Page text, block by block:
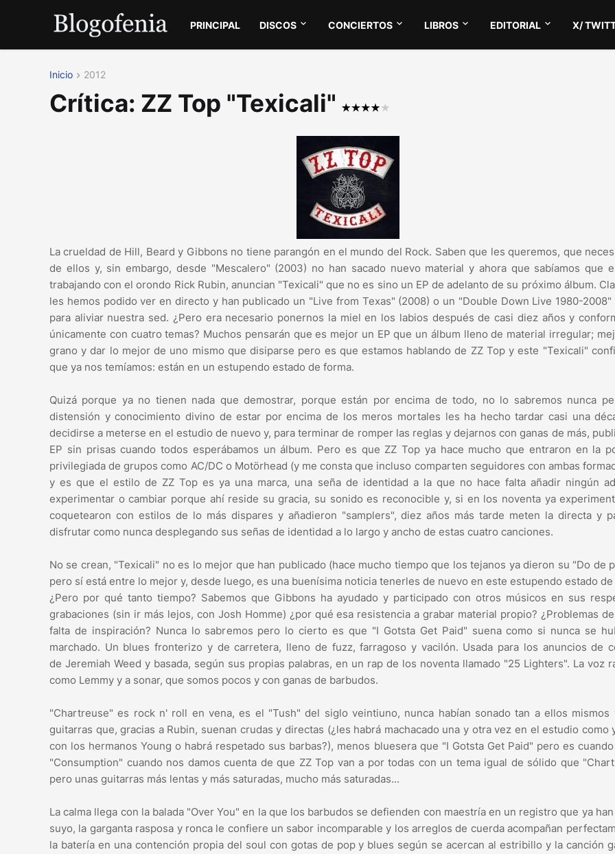
PRINCIPAL DISCOS CONCIERTOS LIBROS EDITORIAL X/
Inicio 2012
Crítica: ZZ Top "Texicali"
La crueldad de Hill, Beard y Gibbons no tiene parangón en el mundo del Rock. Saben que les queremos, que
de ellos y, sin embargo, desde "Mescalero" (2003) no han sacado nuevo material y ahora que sabíamos que
trabajando con el orondo Rick Rubin, anuncian "Texicali" que no es sino un EP de adelanto de su próximo álbum.
les hemos podido ver en directo y han publicado un "Live from Texas" (2008) o un "Double Down Live 1980-2008"
para aliviar nuestra sed. ¿Pero era necesario ponernos la miel en los labios después de casi diez años y
únicamente con cuatro temas? Muchos pensarán que es mejor un EP que un álbum lleno de material irregular;
grano y dar lo mejor de uno mismo que disiparse pero es que estamos hablando de ZZ Top y este "Texicali"
que ya nos temíamos: están en un estupendo estado de forma.
Quizá porque ya no tienen nada que demostrar, porque están por encima de todo, no lo sabremos nunca
distensión y conocimiento divino de estar por encima de los meros mortales les ha hecho tardar casi una
decidirse a meterse en el estudio de nuevo y, para terminar de romper las reglas y dejarnos con ganas de más,
EP sin prisas cuando todos esperábamos un álbum. Pero es que ZZ Top ya hace mucho que entraron en la
privilegiada de grupos como AC/DC o Motörhead (y me consta que incluso comparten seguidores con ambas
y es que el estilo de ZZ Top es ya una marca, una seña de identidad a la que no hace falta añadir ningún
experimentar o cambiar porque ahí reside su gracia, su sonido es reconocible y, si en los noventa ya
coquetearon con estilos de lo más dispares y añadieron "samplers", diez años más tarde meten la directa y
disfrutar como nunca desplegando sus señas de identidad a lo largo y ancho de estas cuatro canciones.
No se crean, "Texicali" no es lo mejor que han publicado (hace mucho tiempo que los tejanos ya dieron su "Do de
pero sí está entre lo mejor y, desde luego, es una buenísima noticia tenerles de nuevo en este estupendo estado
¿Pero por qué tanto tiempo? Sabemos que Gibbons ha ayudado y participado con otros músicos en sus
grabaciones (sin ir más lejos, con Josh Homme) ¿por qué esa resistencia a grabar material propio? ¿Problemas
falta de inspiración? Nunca lo sabremos pero lo cierto es que "I Gotsta Get Paid" suena como si nunca se
marchado. Un blues fronterizo y de carretera, lleno de fuzz, farragoso y vacilón. Usada para los anuncios de
de Jeremiah Weed y basada, según sus propias palabras, en un rap de los noventa llamado "25 Lighters". La voz
como Lemmy y a sonar, que somos pocos y con ganas de barbudos.
"Chartreuse" es rock n' roll en vena, es el "Tush" del siglo veintiuno, nunca habían sonado tan a ellos mismos
guitarras que, gracias a Rubin, suenan crudas y directas (¿les habrá machacado una y otra vez en el estudio como
con los hermanos Young o habrá respetado sus barbas?), menos bluesera que "I Gotsta Get Paid" pero es
"Consumption" cuando nos damos cuenta de que ZZ Top van a por todas con un tema igual de sólido que
pero unas guitarras más lentas y más saturadas, mucho más saturadas...
La calma llega con la balada "Over You" en la que los barbudos se defienden con maestría en un registro que ya
suyo, la garganta rasposa y ronca le confiere un sabor incomparable y los arreglos de cuerda acompañan
la batería en una contención propia del soul con gotas de pop y blues según se acercan al estribillo y la canción